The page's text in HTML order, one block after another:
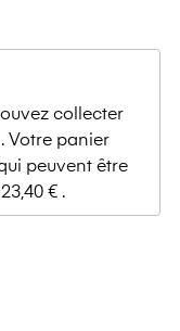
collecter
Votre panier
peuvent être
23,40 € .